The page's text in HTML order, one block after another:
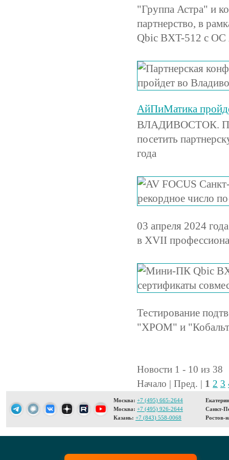
"Группа Астра" и
партнерство, в
Qbic BXT-512 с ОС
АйПиМатика
ВЛАДИВОСТОК.
посетить
года
03 апреля 2024
в XVII
Тестирование
"ХРОМ" и
Новости 1 - 10 из 38
Начало | Пред. | 1 2 3
Москва: +7 (495) 665-2644
Москва: +7 (495) 926-2644
Казань: +7 (843) 558-0068
Санкт-
Ростов-